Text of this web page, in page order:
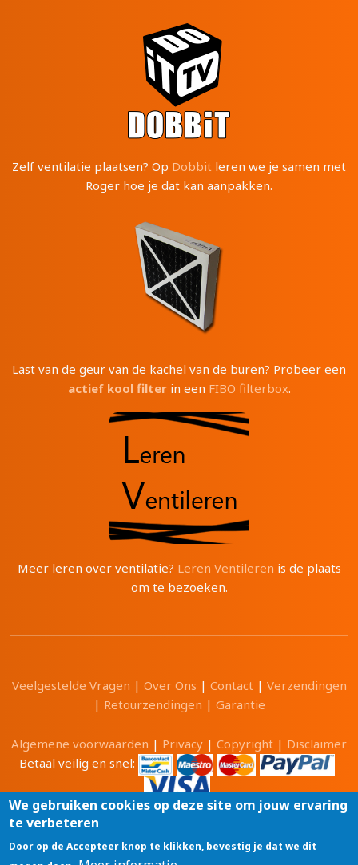
Zelf ventilatie plaatsen? Op Dobbit leren we je samen met
Roger hoe je dat kan aanpakken.
Last van de geur van de kachel van de buren? Probeer een
actief kool filterin een FIBO filterbox.
Meer leren over ventilatie? Leren Ventileren is de plaats
om te bezoeken.
Veelgestelde Vragen | Over Ons | Contact| Verzendingen
| Retourzendingen | Garantie
Algemene voorwaarden | Privacy | Copyright | Disclaimer
Betaal veilig en snel:
Alle prijzen zijn in Euro en inclusief 21% BTW.
Luchtwinkel.be® is een merk van
We gebruiken cookies op deze site om jouw ervaring
te verbeteren
Door op de Accepteer knop te klikken, bevestig je dat we dit